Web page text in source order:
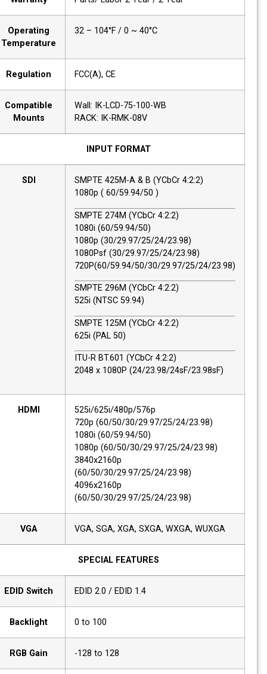
Operating
Temperature
32 – 104°F / 0 ~ 40°C
Regulation FCC(A), CE
Compatible
Mounts
Wall: IK-LCD-75-100-WB
RACK: IK-RMK-08V
INPUT FORMAT
SDI
SMPTE 425M-A & B (YCbCr 4:2:2)
1080p ( 60/59.94/50 )
SMPTE 274M (YCbCr 4:2:2)
1080i (60/59.94/50)
1080p (30/29.97/25/24/23.98)
1080Psf (30/29.97/25/24/23.98)
720P(60/59.94/50/30/29.97/25/24/23.98)
SMPTE 296M (YCbCr 4:2:2)
525i (NTSC 59.94)
SMPTE 125M (YCbCr 4:2:2)
625i (PAL 50)
ITU-R BT.601 (YCbCr 4:2:2)
2048 x 1080P (24/23.98/24sF/23.98sF)
HDMI
525i/625i/480p/576p
720p (60/50/30/29.97/25/24/23.98)
1080i (60/59.94/50)
1080p (60/50/30/29.97/25/24/23.98)
3840x2160p
(60/50/30/29.97/25/24/23.98)
4096x2160p
(60/50/30/29.97/25/24/23.98)
VGA VGA, SGA, XGA, SXGA, WXGA, WUXGA
SPECIAL FEATURES
EDID Switch EDID 2.0 / EDID 1.4
Backlight 0 to 100
RGB Gain -128 to 128